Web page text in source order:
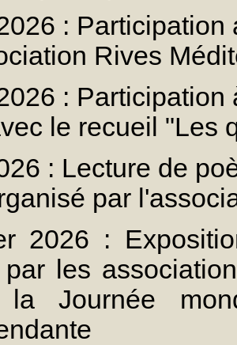
:
Rives
:
le recueil "Les
: Lecture de
par
2026 :
les
la Journée